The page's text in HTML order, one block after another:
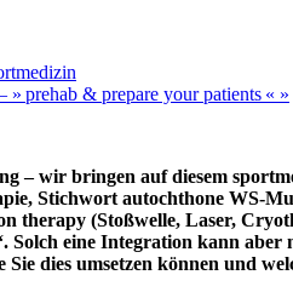
» prehab & prepare your patients « »
– wir bringen auf diesem sport
Stichwort autochthone WS-
therapy (Stoßwelle, Laser,
Solch eine Integration kann
Sie dies umsetzen können und